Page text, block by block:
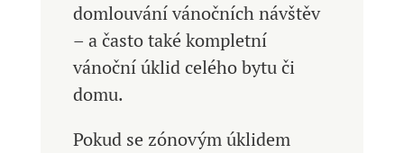
domlouvání vánočních návštěv
– a často také kompletní
vánoční úklid celého bytu či
domu.
Pokud se zónovým úklidem